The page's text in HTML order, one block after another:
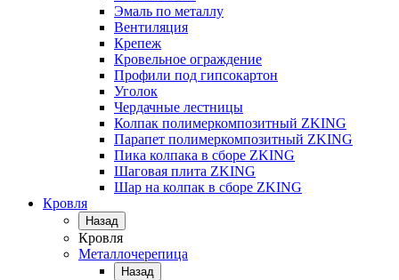
Эмаль по металлу
Вентиляция
Крепеж
Кровельное ограждение
Профили под гипсокартон
Уголок
Чердачные лестницы
Колпак полимеркомпозитный ZKING
Парапет полимеркомпозитный ZKING
Пика колпака в сборе ZKING
Шаговая плита ZKING
Шар на колпак в сборе ZKING
Кровля
Назад
Кровля
Металлочерепица
Назад